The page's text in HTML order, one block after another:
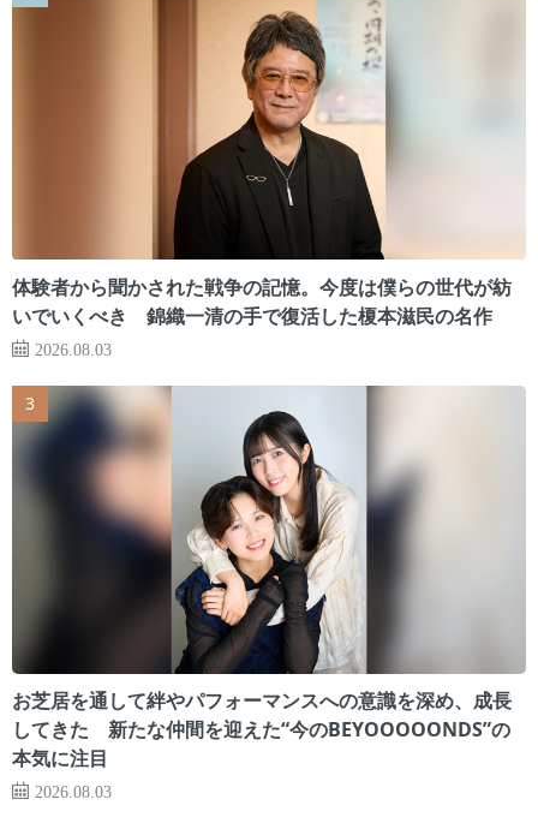
体験者から聞かされた戦争の記憶。今度は僕らの世代が紡
いでいくべき 錦織一清の手で復活した榎本滋民の名作
2026.08.03
お芝居を通して絆やパフォーマンスへの意識を深め、成長
してきた 新たな仲間を迎えた“今のBEYOOOOONDS”の
本気に注目
2026.08.03